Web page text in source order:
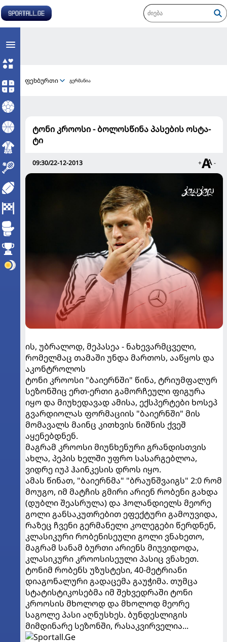
ფეხბურთი გერმანია
ტონი კროოსი - ბო­ლოს­წი­ნა პა­სე­ბის ოს­ტა­
ტი
09:30/22-12-2013 + -
ის, უბრალოდ, მეპასეა - ნახევარმცველი,
რომელმაც თამაში უნდა მართოს, ააწყოს და
აკონტროლოს
ტონი კროოსი "ბაიერნში" წინა, ტრიუმფალურ
სეზონშიც ერთ-ერთი გამორჩეული ფიგურა
იყო და მიუხედავად ამისა, ექსპერტები ხოსეპ
გვარდიოლას ფორმაციის "ბაიერნში" მის
მომავალს მაინც კითხვის ნიშნის ქვეშ
აყენებდნენ.
მაგრამ კროოსი მიუნხენური გრანდისთვის
ახლა, პეპის ხელში უფრო სასარგებლოა,
ვიდრე იუპ ჰაინკესის დროს იყო.
ამას წინათ, "ბაიერნმა" "ბრაუნშვაიგს" 2:0 რომ
მოუგო, იმ მატჩის გმირი არიენ რობენი გახდა
(დუბლი შეასრულა) და ჰოლანდიელს მეორე
გოლი განსაკუთრებით ეფექტური გამოუვიდა,
რაზეც ჩვენი გერმანელი კოლეგები წერდნენ,
კლასიკური რობენისეული გოლი ვნახეთო,
მაგრამ სანამ ბურთი არიენს მიუვიდოდა,
კლასიკური კროოსისეული პასიც ვნახეთ.
ტონიმ რობენს უზუსტესი, 40-მეტრიანი
დიაგონალური გადაცემა გაუჭიმა. თუმცა
სტატისტიკოსებმა იმ შეხვედრაში ტონი
კროოსის მხოლოდ და მხოლოდ მეორე
საგოლე პასი აღნუსხეს. ბუნდესლიგის
მიმდინარე სეზონში, რასაკვირველია...